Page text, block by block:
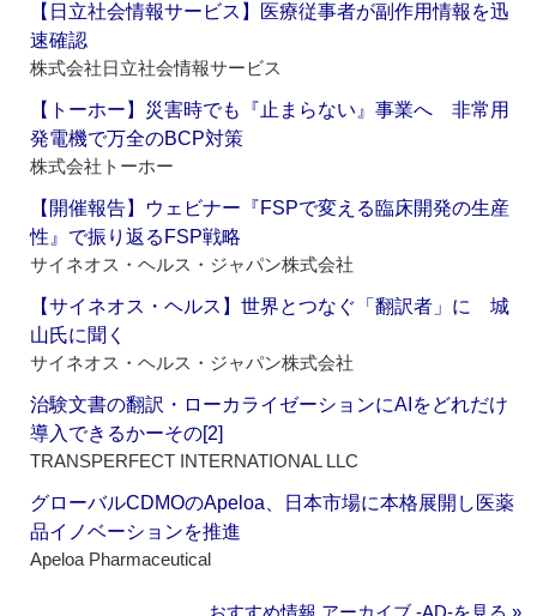
【日立社会情報サービス】医療従事者が副作用情報を迅
速確認
株式会社日立社会情報サービス
【トーホー】災害時でも『止まらない』事業へ 非常用
発電機で万全のBCP対策
株式会社トーホー
【開催報告】ウェビナー『FSPで変える臨床開発の生産
性』で振り返るFSP戦略
サイネオス・ヘルス・ジャパン株式会社
【サイネオス・ヘルス】世界とつなぐ「翻訳者」に 城
山氏に聞く
サイネオス・ヘルス・ジャパン株式会社
治験文書の翻訳・ローカライゼーションにAIをどれだけ
導入できるかーその[2]
TRANSPERFECT INTERNATIONAL LLC
グローバルCDMOのApeloa、日本市場に本格展開し医薬
品イノベーションを推進
Apeloa Pharmaceutical